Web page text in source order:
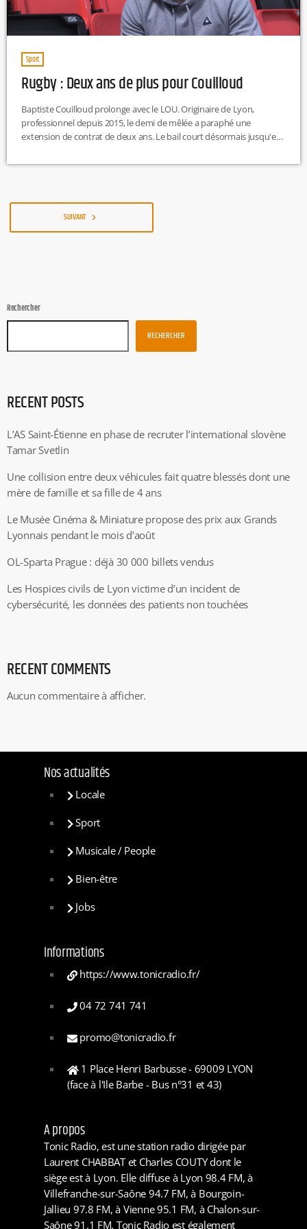
Sport
Rugby : Deux ans de plus pour Couilloud
Baptiste Couilloud prolonge avec le LOU. Originaire de Lyon,
professionnel depuis 2015, le demi de mêlée a paraphé une
extension de contrat de deux ans. Le bail court désormais jusqu'en
disputé 55 matchs sous les couleurs lyonnaises. Il a également été
SUIVANT navigate_next
Rechercher
RECHERCHER
RECENT POSTS
L’AS Saint-Étienne en phase de recruter l’international slovène
Tamar Svetlin
Une collision entre deux véhicules fait quatre blessés dont une
mère de famille et sa fille de 4 ans
Le Musée Cinéma & Miniature propose des prix aux Grands
Lyonnais pendant le mois d’août
OL-Sparta Prague : déjà 30 000 billets vendus
Les Hospices civils de Lyon victime d’un incident de
cybersécurité, les données des patients non touchées
RECENT COMMENTS
Aucun commentaire à afficher.
Nos actualités
Locale
Sport
Musicale / People
Bien-être
Jobs
Informations
https://www.tonicradio.fr/
04 72 741 741
promo@tonicradio.fr
1 Place Henri Barbusse - 69009 LYON
(face à l'Ile Barbe - Bus n°31 et 43)
A propos
Tonic Radio, est une station radio dirigée par
Laurent CHABBAT et Charles COUTY dont le
siège est à Lyon. Elle diffuse à Lyon 98.4 FM, à
Villefranche-sur-Saône 94.7 FM, à Bourgoin-
Jallieu 97.8 FM, à Vienne 95.1 FM, à Chalon-sur-
Saône 91.1 FM. Tonic Radio est également